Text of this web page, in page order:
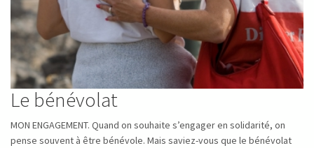
Le bénévolat
MON ENGAGEMENT. Quand on souhaite s’engager en solidarité, on
pense souvent à être bénévole. Mais saviez-vous que le bénévolat